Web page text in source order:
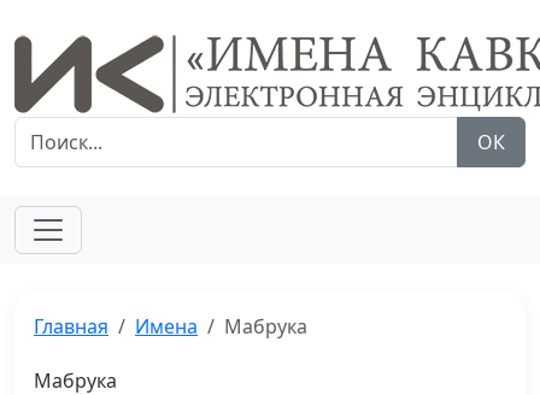
ОК
Главная Имена Мабрука
Мабрука